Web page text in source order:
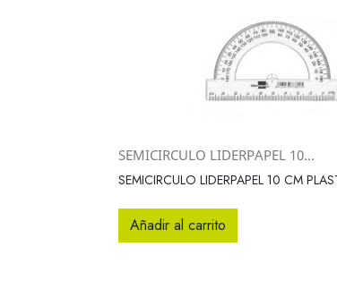
 Vista rápida
SEMICIRCULO LIDERPAPEL 10...
SEMICIRCULO LIDERPAPEL 10 CM
Añadir al carrito